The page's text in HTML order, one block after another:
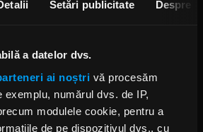
Setări publicitate Despre
a datelor dvs.
ai noștri vă procesăm
exemplu, numărul dvs. de IP,
modulele cookie, pentru a
de pe dispozitivul dvs., cu
NOU NEAL MORSE MIKE PORTNOY